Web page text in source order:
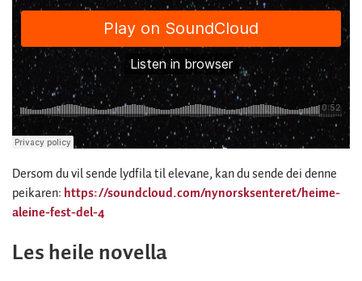
Dersom du vil sende lydfila til elevane, kan du sende dei denne
peikaren: https://soundcloud.com/nynorsksenteret/heime-
aleine-fest-del-4
Les heile novella